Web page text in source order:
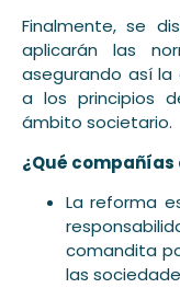
Finalmente, se
aplicarán las
asegurando así
a los principios
ámbito societario.
¿Qué
La reforma
comandita
las